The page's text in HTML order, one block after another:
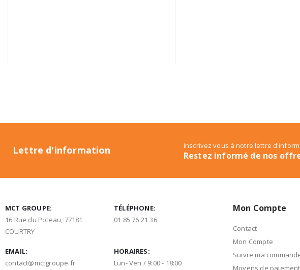
Lettre d'information Inscrivez vous à notre lettre
Restez informé de nos
MCT GROUPE:
16 Rue du Poteau, 77181
COURTRY
TÉLÉPHONE:
01 85 76 21 36
EMAIL:
contact@mctgroupe.fr
HORAIRES:
Lun- Ven / 9:00 - 18:00
Mon Compte
Contact
Mon Compte
Suivre ma
Moyens de paiement